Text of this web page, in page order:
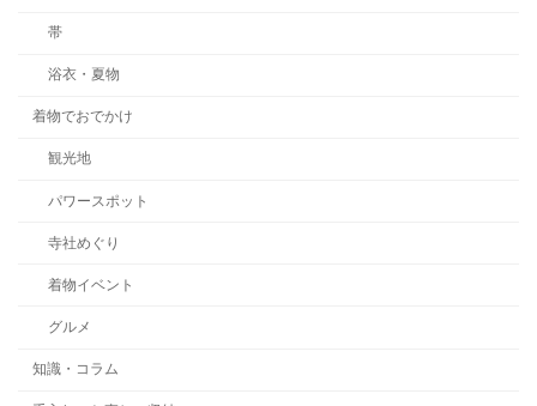
帯
浴衣・夏物
着物でおでかけ
観光地
パワースポット
寺社めぐり
着物イベント
グルメ
知識・コラム